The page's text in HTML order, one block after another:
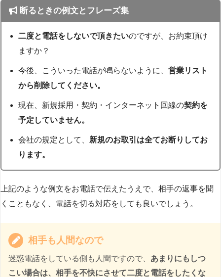
断るときの例文とフレーズ集
二度と電話をしないで頂きたいのですが、お約束頂け
ますか？
今後、こういった電話が鳴らないように、営業リスト
から削除してください。
現在、新規採用・契約・インターネット回線の契約を
予定していません。
会社の規定として、 新規のお取引は全てお断りしてお
ります。
上記のような例文をお電話で伝えたうえで、相手の返事を聞
くこともなく、電話を切る対応をしても良いでしょう。
相手も人間なので
迷惑電話をしている側も人間ですので、 あまりにもしつ
こい場合は、相手を不快にさせて二度と電話をしたくな